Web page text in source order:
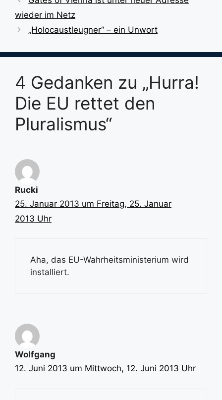
wieder im Netz
„Holocaustleugner“ – ein Unwort
4 Gedanken zu „Hurra!
Die EU rettet den
Pluralismus“
Rucki
25. Januar 2013 um Freitag, 25. Januar
2013 Uhr
Aha, das EU-Wahrheitsministerium wird
installiert.
Wolfgang
12. Juni 2013 um Mittwoch, 12. Juni 2013 Uhr